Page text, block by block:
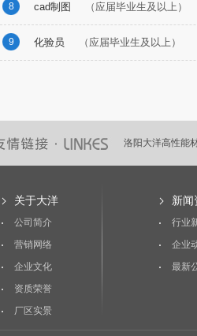
8 cad制图 （应届毕业生及以上）
9 化验员 （应届毕业生及以上）
洛阳大洋高性能
关于大洋
公司简介
营销网络
企业文化
资质荣誉
厂区实景
新闻
行业
企业
最新